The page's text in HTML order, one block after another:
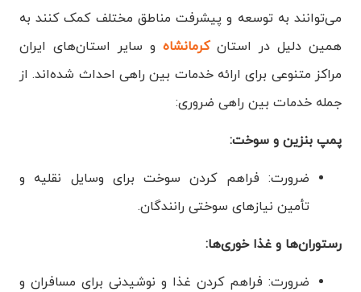
می‌توانند به توسعه و پیشرفت مناطق مختلف کمک کنند به
همین دلیل در استانکرمانشاه و سایر استان‌های ایران
مراکز متنوعی برای ارائه خدمات بین راهی احداث شده‌اند. از
جمله خدمات بین راهی ضروری:
پمپ بنزین و سوخت:
ضرورت: فراهم کردن سوخت برای وسایل نقلیه و
تأمین نیازهای سوختی رانندگان.
رستوران‌ها و غذا خوری‌ها:
ضرورت: فراهم کردن غذا و نوشیدنی برای مسافران و